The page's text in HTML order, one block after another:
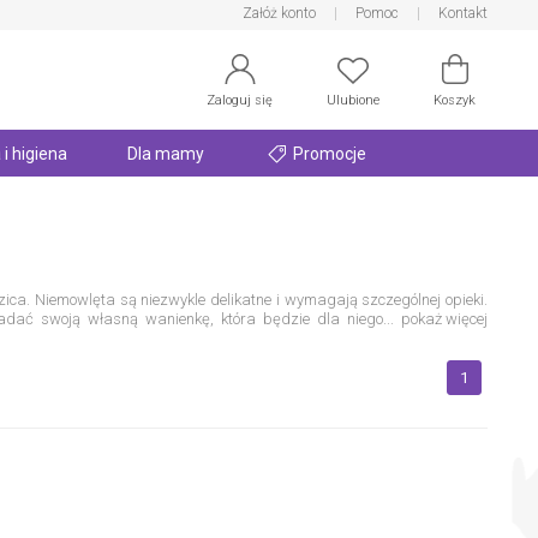
Załóż konto Pomoc Kontakt
Zaloguj się Ulubione Koszyk
i higiena Dla mamy Promocje
... pokaż więcej
Niemowlęta są niezwykle delikatne i wymagają szczególnej opieki.
swoją własną wanienkę, która będzie dla niego
dla noworodka, to jedna z pierwszych rzeczy, które towarzyszą
Twojego dziecka. W wanience sprawdzisz temperaturę wody oraz
dostania się wody do oczu.
Wanienka dla dziecka - ewolucja na
posiadają dodatkowe półki, na których można ułożyć niezbędne
1